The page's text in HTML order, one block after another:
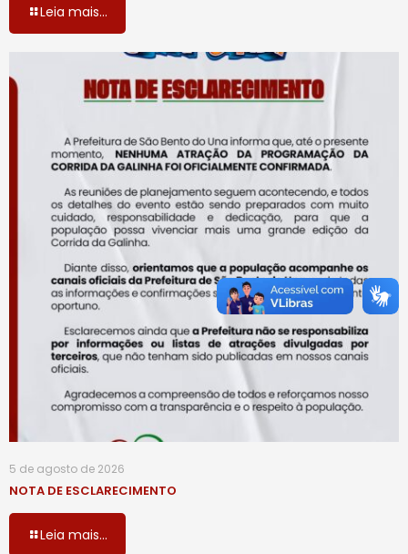
Leia mais...
5 de agosto de 2026
NOTA DE ESCLARECIMENTO
Leia mais...